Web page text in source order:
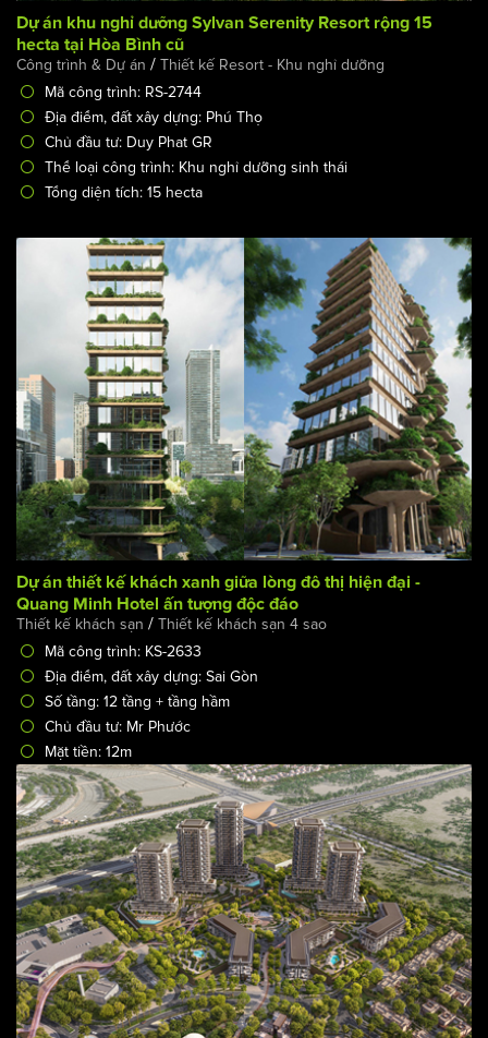
Dự án khu nghỉ dưỡng Sylvan Serenity Resort rộng 15
hecta tại Hòa Bình cũ
Công trình & Dự án/ Thiết kế Resort - Khu nghỉ dưỡng
Mã công trình: RS-2744
Địa điểm, đất xây dựng: Phú Thọ
Chủ đầu tư: Duy Phat GR
Tổng diện tích: 15 hecta
Dự án thiết kế khách xanh giữa lòng đô thị hiện đại -
Quang Minh Hotel ấn tượng độc đáo
Thiết kế khách sạn/Thiết kế khách sạn 4 sao
Mã công trình: KS-2633
Địa điểm, đất xây dựng: Sai Gòn
Số tầng: 12 tầng + tầng hầm
Chủ đầu tư: Mr Phước
Mặt tiền: 12m